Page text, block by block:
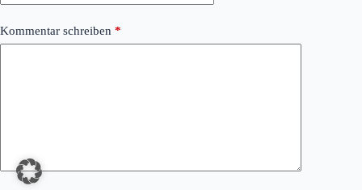
Kommentar schreiben *